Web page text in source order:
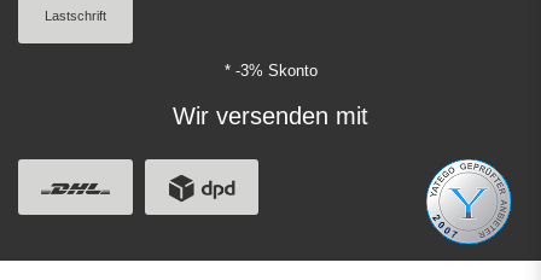
Lastschrift
* -3% Skonto
Wir versenden mit